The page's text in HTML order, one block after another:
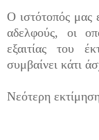
Ο ιστότοπός μας
αδελφούς, οι
εξαιτίας του
συμβαίνει κάτι
Νεότερη